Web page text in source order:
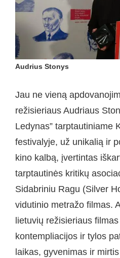
Audrius Stonys
Jau ne vieną
režisieriaus Audriaus
Ledynas” tarptautiniame
festivalyje, už unikalią ir
kino kalbą, įvertintas
tarptautinės kritikų
Sidabriniu Ragu (Silver
vidutinio metražo filmas.
lietuvių režisieriaus
kontempliacijos ir tylos
laikas, gyvenimas ir